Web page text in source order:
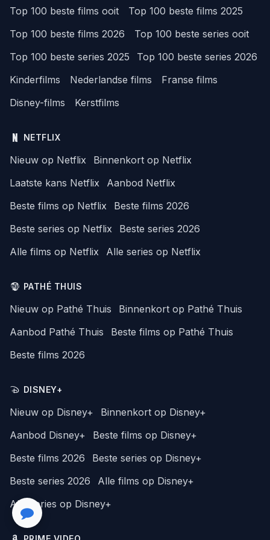
Top 100 beste films ooit
Top 100 beste films 2025
Top 100 beste films 2026
Top 100 beste series ooit
Top 100 beste series 2025
Top 100 beste series 2026
Kinderfilms
Nederlandse films
Franse films
Disney-films
Kerstfilms
NETFLIX
Nieuw op Netflix
Binnenkort op Netflix
Laatste kans Netflix
Aanbod Netflix
Beste films op Netflix
Beste films 2026
Beste series op Netflix
Beste series 2026
Alle films op Netflix
Alle series op Netflix
PATHÉ THUIS
Nieuw op Pathé Thuis
Binnenkort op Pathé Thuis
Aanbod Pathé Thuis
Beste films op Pathé Thuis
Beste films 2026
DISNEY+
Nieuw op Disney+
Binnenkort op Disney+
Aanbod Disney+
Beste films op Disney+
Beste films 2026
Beste series op Disney+
Beste series 2026
Alle films op Disney+
Alle series op Disney+